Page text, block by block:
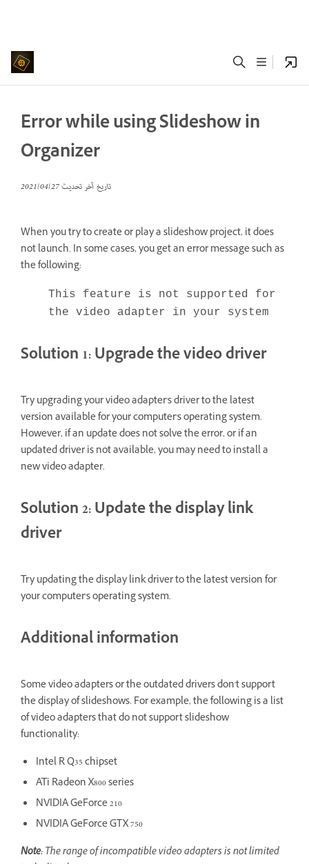
Error while using Slideshow in
Organizer
تاريخ آخر تحديث27‏/04‏/2021
When you try to create or play a slideshow project, it does
not launch. In some cases, you get an error message such as
the following:
This feature is not supported for
the video adapter in your system
Solution 1: Upgrade the video driver
Try upgrading your video adapter's driver to the latest
version available for your computer's operating system.
However, if an update does not solve the error, or if an
updated driver is not available, you may need to install a
new video adapter.
Solution 2: Update the display link
driver
Try updating the display link driver to the latest version for
your computer's operating system.
Additional information
Some video adapters or the outdated drivers don't support
the display of slideshows. For example, the following is a list
of video adapters that do not support slideshow
functionality:
Intel R Q35 chipset
ATi Radeon X800 series
NVIDIA GeForce 210
NVIDIA GeForce GTX 750
Note:The range of incompatible video adapters is not limited